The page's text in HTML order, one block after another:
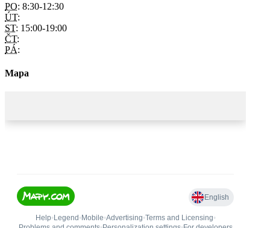
PO: 8:30-12:30
ÚT:
ST: 15:00-19:00
ČT:
PÁ:
Mapa